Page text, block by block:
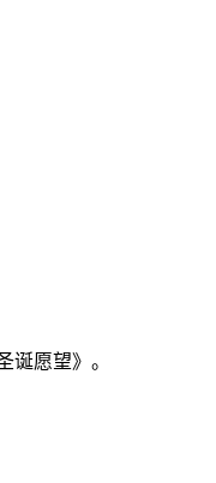
诞愿望》。